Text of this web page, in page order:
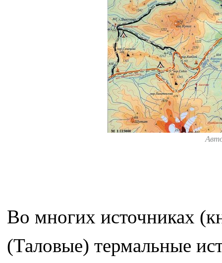
Во многих источниках
(Таловые) термальные